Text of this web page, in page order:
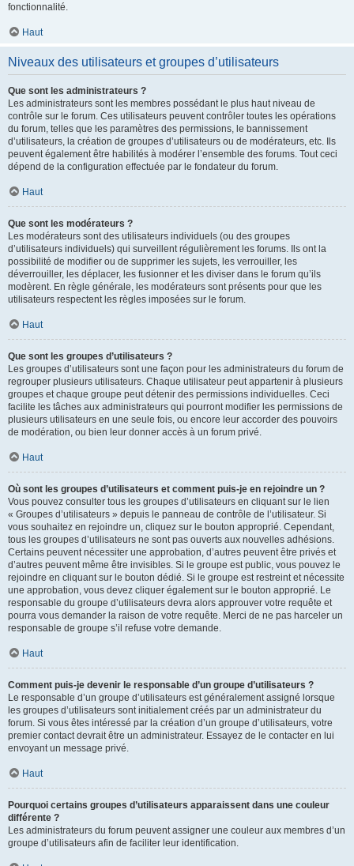
fonctionnalité.
Haut
Niveaux des utilisateurs et groupes d’utilisateurs
Que sont les administrateurs ?
Les administrateurs sont les membres possédant le plus haut niveau de
contrôle sur le forum. Ces utilisateurs peuvent contrôler toutes les opérations
du forum, telles que les paramètres des permissions, le bannissement
d’utilisateurs, la création de groupes d’utilisateurs ou de modérateurs, etc. Ils
peuvent également être habilités à modérer l’ensemble des forums. Tout ceci
dépend de la configuration effectuée par le fondateur du forum.
Haut
Que sont les modérateurs ?
Les modérateurs sont des utilisateurs individuels (ou des groupes
d’utilisateurs individuels) qui surveillent régulièrement les forums. Ils ont la
possibilité de modifier ou de supprimer les sujets, les verrouiller, les
déverrouiller, les déplacer, les fusionner et les diviser dans le forum qu’ils
modèrent. En règle générale, les modérateurs sont présents pour que les
utilisateurs respectent les règles imposées sur le forum.
Haut
Que sont les groupes d’utilisateurs ?
Les groupes d’utilisateurs sont une façon pour les administrateurs du forum de
regrouper plusieurs utilisateurs. Chaque utilisateur peut appartenir à plusieurs
groupes et chaque groupe peut détenir des permissions individuelles. Ceci
facilite les tâches aux administrateurs qui pourront modifier les permissions de
plusieurs utilisateurs en une seule fois, ou encore leur accorder des pouvoirs
de modération, ou bien leur donner accès à un forum privé.
Haut
Où sont les groupes d’utilisateurs et comment puis-je en rejoindre un ?
Vous pouvez consulter tous les groupes d’utilisateurs en cliquant sur le lien
« Groupes d’utilisateurs » depuis le panneau de contrôle de l’utilisateur. Si
vous souhaitez en rejoindre un, cliquez sur le bouton approprié. Cependant,
tous les groupes d’utilisateurs ne sont pas ouverts aux nouvelles adhésions.
Certains peuvent nécessiter une approbation, d’autres peuvent être privés et
d’autres peuvent même être invisibles. Si le groupe est public, vous pouvez le
rejoindre en cliquant sur le bouton dédié. Si le groupe est restreint et nécessite
une approbation, vous devez cliquer également sur le bouton approprié. Le
responsable du groupe d’utilisateurs devra alors approuver votre requête et
pourra vous demander la raison de votre requête. Merci de ne pas harceler un
responsable de groupe s’il refuse votre demande.
Haut
Comment puis-je devenir le responsable d’un groupe d’utilisateurs ?
Le responsable d’un groupe d’utilisateurs est généralement assigné lorsque
les groupes d’utilisateurs sont initialement créés par un administrateur du
forum. Si vous êtes intéressé par la création d’un groupe d’utilisateurs, votre
premier contact devrait être un administrateur. Essayez de le contacter en lui
envoyant un message privé.
Haut
Pourquoi certains groupes d’utilisateurs apparaissent dans une couleur
différente ?
Les administrateurs du forum peuvent assigner une couleur aux membres d’un
groupe d’utilisateurs afin de faciliter leur identification.